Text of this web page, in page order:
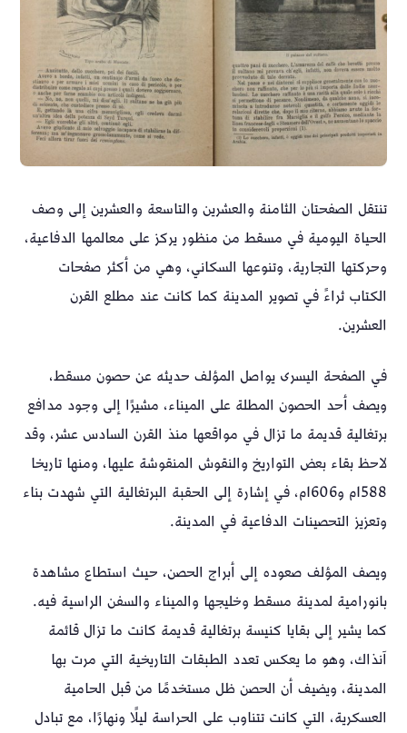
تنتقل الصفحتان الثامنة والعشرين والتاسعة والعشرين إلى وصف
الحياة اليومية في مسقط من منظور يركز على معالمها الدفاعية،
وحركتها التجارية، وتنوعها السكاني، وهي من أكثر صفحات
الكتاب ثراءً في تصوير المدينة كما كانت عند مطلع القرن
العشرين.
في الصفحة اليسرى يواصل المؤلف حديثه عن حصون مسقط،
ويصف أحد الحصون المطلة على الميناء، مشيرًا إلى وجود مدافع
برتغالية قديمة ما تزال في مواقعها منذ القرن السادس عشر، وقد
لاحظ بقاء بعض التواريخ والنقوش المنقوشة عليها، ومنها تاريخا
1588م و1606م، في إشارة إلى الحقبة البرتغالية التي شهدت بناء
وتعزيز التحصينات الدفاعية في المدينة.
ويصف المؤلف صعوده إلى أبراج الحصن، حيث استطاع مشاهدة
بانورامية لمدينة مسقط وخليجها والميناء والسفن الراسية فيه.
كما يشير إلى بقايا كنيسة برتغالية قديمة كانت ما تزال قائمة
آنذاك، وهو ما يعكس تعدد الطبقات التاريخية التي مرت بها
المدينة، ويضيف أن الحصن ظل مستخدمًا من قبل الحامية
العسكرية، التي كانت تتناوب على الحراسة ليلًا ونهارًا، مع تبادل